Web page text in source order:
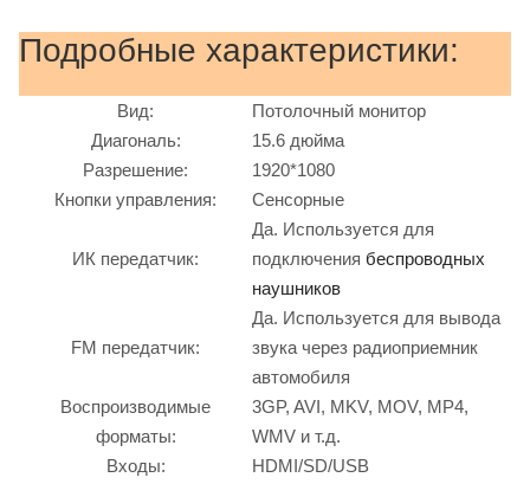
Подробные характеристики:
Вид:
Потолочный монитор
Диагональ:
15.6 дюйма
Разрешение:
1920*1080
Кнопки управления:
Сенсорные
ИК передатчик:
Да. Используется для
подключения беспроводных
наушников
FM передатчик:
Да. Используется для вывода
звука через радиоприемник
автомобиля
Воспроизводимые
форматы:
3GP, AVI, MKV, MOV, MP4,
WMV и т.д.
Входы:
HDMI/SD/USB